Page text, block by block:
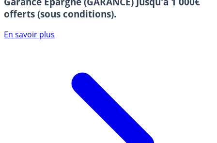
offerts (sous conditions).
En savoir plus